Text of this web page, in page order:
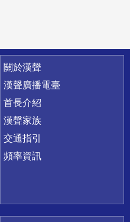
關於漢聲
漢聲廣播電臺
首長介紹
漢聲家族
交通指引
頻率資訊